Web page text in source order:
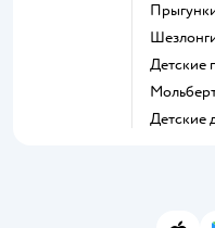
Детские
Детские